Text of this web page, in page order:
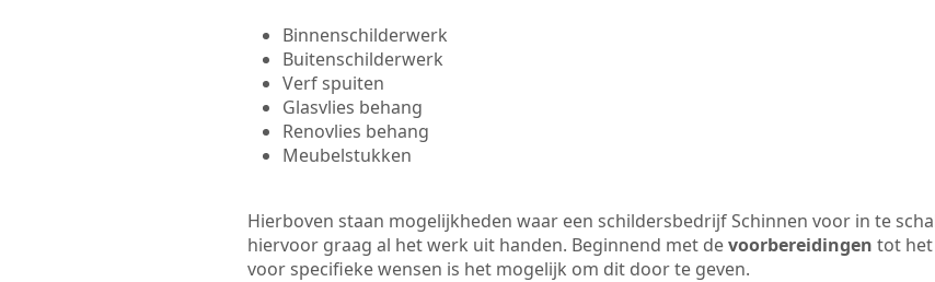
Binnenschilderwerk
Buitenschilderwerk
Verf spuiten
Glasvlies behang
Renovlies behang
Meubelstukken
Hierboven staan mogelijkheden waar een schildersbedrijf Schinnen voor in te
hiervoor graag al het werk uit handen. Beginnend met devoorbereidingen tot het
voor specifieke wensen is het mogelijk om dit door te geven.